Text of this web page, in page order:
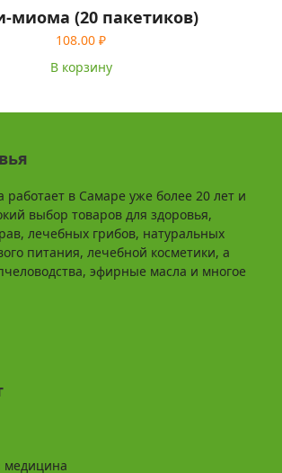
миома (20 пакетиков)
108.00 ₽
В корзину
в Самаре уже более 20 лет и
выбор товаров для здоровья,
лечебных грибов, натуральных
питания, лечебной косметики, а
эфирные масла и многое
медицина